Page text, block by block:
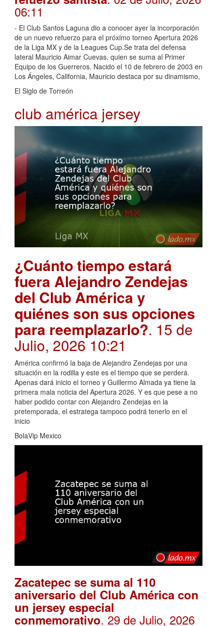
06:11
- El Club Santos Laguna dio a conocer ayer la incorporación
de un nuevo refuerzo para el próximo torneo Apertura 2026
de la Liga MX y de la Leagues Cup.Se trata del defensa
lateral Mauricio Aimar Cuevas, quien se suma al Primer
Equipo de los Guerreros. Nacido el 10 de febrero de 2003 en
Los Ángeles, California, Mauricio destaca por su dinamismo,
El Siglo de Torreón
club américa jersey
¿Cuánto tiempo estará
fuera Alejandro Zendejas
del Club América y
quiénes son sus opciones
para reemplazarlo?. 15 de
Julio, 2026 10:21
América confirmó la baja de Alejandro Zendejas por una
situación en la rodilla y este es el tiempo que se perderá.
Apenas dará inicio el torneo y Guillermo Almada ya tiene la
primera mala noticia del Apertura 2026. Y es que pese a no
haber podido contar con Alejandro Zendejas en la
pretemporada, el estratega tampoco podrá tenerlo en el
inicio
BolaVip Mexico
Zacatepec se suma al 110
aniversario del Club América con
un jersey especial
conmemorativo. 29 de Julio, 2026